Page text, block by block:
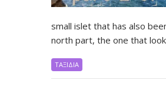
small islet that has also
north part, the one that
ΤΑΞΙΔΙΑ